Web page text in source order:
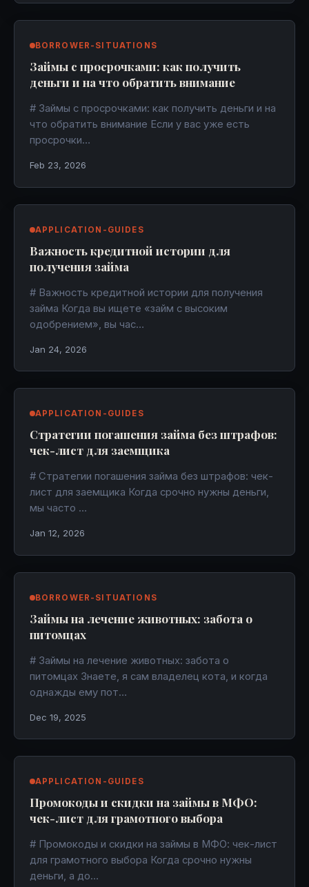
BORROWER-SITUATIONS
Займы с просрочками: как получить
деньги и на что обратить внимание
# Займы с просрочками: как получить деньги и на
что обратить внимание Если у вас уже есть
просрочки…
Feb 23, 2026
APPLICATION-GUIDES
Важность кредитной истории для
получения займа
# Важность кредитной истории для получения
займа Когда вы ищете «займ с высоким
одобрением», вы час…
Jan 24, 2026
APPLICATION-GUIDES
Стратегии погашения займа без штрафов:
чек-лист для заемщика
# Стратегии погашения займа без штрафов: чек-
лист для заемщика Когда срочно нужны деньги,
мы часто …
Jan 12, 2026
BORROWER-SITUATIONS
Займы на лечение животных: забота о
питомцах
# Займы на лечение животных: забота о
питомцах Знаете, я сам владелец кота, и когда
однажды ему пот…
Dec 19, 2025
APPLICATION-GUIDES
Промокоды и скидки на займы в МФО:
чек-лист для грамотного выбора
# Промокоды и скидки на займы в МФО: чек-лист
для грамотного выбора Когда срочно нужны
деньги, а до…